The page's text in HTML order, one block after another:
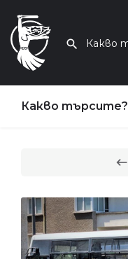
Какво търсите?